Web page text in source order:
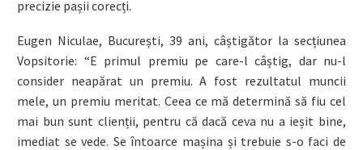
precizie pașii corecți.
Eugen Niculae, București, 39 ani, câștigător la secțiunea
Vopsitorie: “E primul premiu pe care-l câștig, dar nu-l
consider neapărat un premiu. A fost rezultatul muncii
mele, un premiu meritat. Ceea ce mă determină să fiu cel
mai bun sunt clienții, pentru că dacă ceva nu a ieșit bine,
imediat se vede. Se întoarce mașina și trebuie s-o faci de